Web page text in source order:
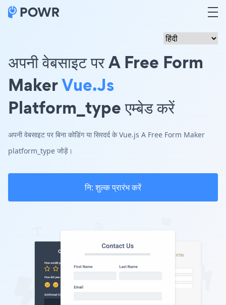
अपनी वेबसाइट पर A Free Form
MakerVue.js
Platform_type एम्बेड करें
अपनी वेबसाइट पर बिना कोडिंग या सिरदर्द के Vue.js A Free Form Maker
platform_type जोड़ें।
नि: शुल्क प्रारंभ करें